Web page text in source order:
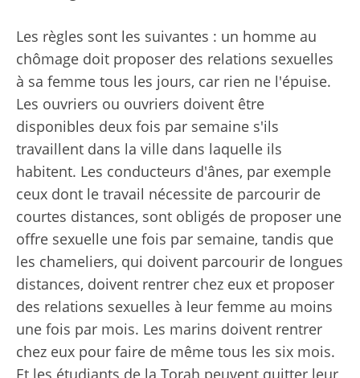
Les règles sont les suivantes : un homme au
chômage doit proposer des relations sexuelles
à sa femme tous les jours, car rien ne l'épuise.
Les ouvriers ou ouvriers doivent être
disponibles deux fois par semaine s'ils
travaillent dans la ville dans laquelle ils
habitent. Les conducteurs d'ânes, par exemple
ceux dont le travail nécessite de parcourir de
courtes distances, sont obligés de proposer une
offre sexuelle une fois par semaine, tandis que
les chameliers, qui doivent parcourir de longues
distances, doivent rentrer chez eux et proposer
des relations sexuelles à leur femme au moins
une fois par mois. Les marins doivent rentrer
chez eux pour faire de même tous les six mois.
Et les étudiants de la Torah peuvent quitter leur